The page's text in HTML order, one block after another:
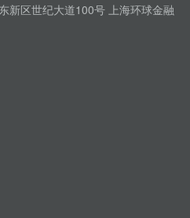
新区世纪大道100号 上海环球金融